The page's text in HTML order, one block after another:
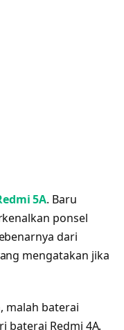
5A. Baru
ponsel
dari
mengatakan jika
malah baterai
baterai Redmi 4A.